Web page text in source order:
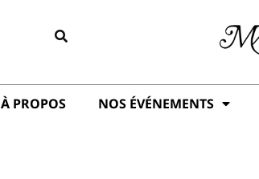
À PROPOS NOS ÉVÉNEMENTS